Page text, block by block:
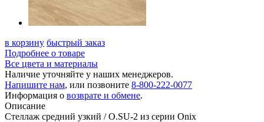
в корзину быстрый заказ
Подробнее о товаре
Все цвета и материалы
Наличие уточняйте у наших менеджеров.
Напишите нам, или позвоните 8-800-222-0077
Информация о возврате и обмене.
Описание
Стеллаж средний узкий / O.SU-2 из серии Onix